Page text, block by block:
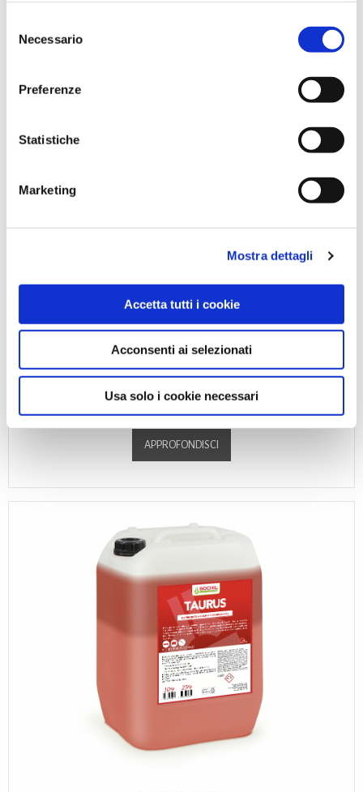
delNecessario
Preferenze
Statistiche
Marketing
Mostra dettagli
Accetta tutti i cookie
Acconsenti ai selezionati
Usa solo i cookie necessari
FB 56
FB/56 è un prodotto costituito da una ricca misce...
APPROFONDISCI